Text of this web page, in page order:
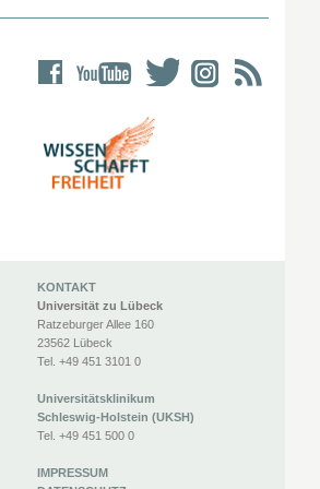
KONTAKT
Universität zu Lübeck
Ratzeburger Allee 160
23562 Lübeck
Tel. +49 451 3101 0
Universitätsklinikum
Schleswig-Holstein (UKSH)
Tel. +49 451 500 0
IMPRESSUM